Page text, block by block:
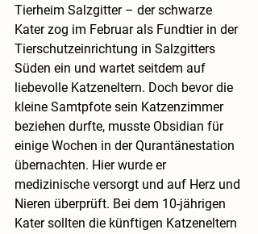
Tierheim Salzgitter – der schwarze
Kater zog im Februar als Fundtier in der
Tierschutzeinrichtung in Salzgitters
Süden ein und wartet seitdem auf
liebevolle Katzeneltern. Doch bevor die
kleine Samtpfote sein Katzenzimmer
beziehen durfte, musste Obsidian für
einige Wochen in der Qurantänestation
übernachten. Hier wurde er
medizinische versorgt und auf Herz und
Nieren überprüft. Bei dem 10-jährigen
Kater sollten die künftigen Katzeneltern